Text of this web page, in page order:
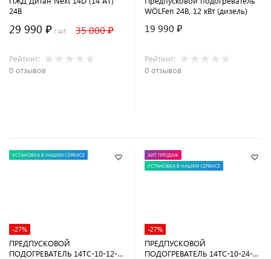
24В
29 990 ₽ / шт 35 000 ₽
Рейтинг:
0 отзывов
WÖLFen 24В, 12 кВт (дизель)
19 990 ₽
Рейтинг:
0 отзывов
УСТАНОВКА В НАШЕМ СЕРВИСЕ
-27%
ПРЕДПУСКОВОЙ
ПОДОГРЕВАТЕЛЬ 14ТС-10-12-С
ХИТ ПРОДАЖ
УСТАНОВКА В НАШЕМ СЕРВИСЕ
-27%
ПРЕДПУСКОВОЙ
ПОДОГРЕВАТЕЛЬ 14ТС-10-24-С